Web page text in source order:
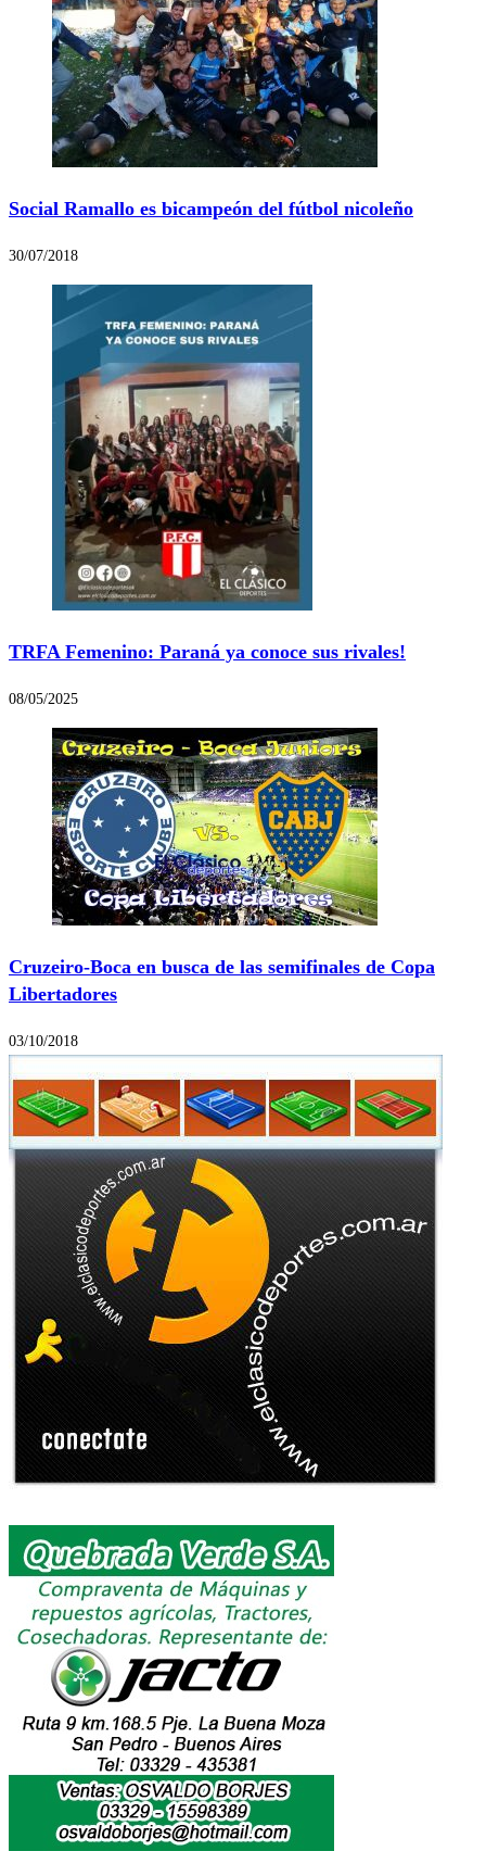
Social Ramallo es bicampeón del fútbol nicoleño
30/07/2018
TRFA Femenino: Paraná ya conoce sus rivales!
08/05/2025
Cruzeiro-Boca en busca de las semifinales de Copa
Libertadores
03/10/2018